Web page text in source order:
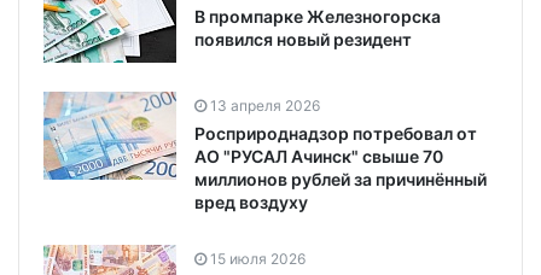
В промпарке Железногорска
появился новый резидент
13 апреля 2026
Росприроднадзор потребовал от
АО "РУСАЛ Ачинск" свыше 70
миллионов рублей за причинённый
вред воздуху
15 июля 2026